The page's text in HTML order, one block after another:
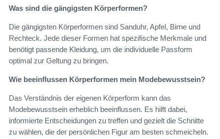
Was sind die gängigsten Körperformen?
Die gängigsten Körperformen sind Sanduhr, Apfel, Birne und
Rechteck. Jede dieser Formen hat spezifische Merkmale und
benötigt passende Kleidung, um die individuelle Passform
optimal zur Geltung zu bringen.
Wie beeinflussen Körperformen mein Modebewusstsein?
Das Verständnis der eigenen Körperform kann das
Modebewusstsein erheblich beeinflussen. Es hilft dabei,
informierte Entscheidungen zu treffen und gezielt die Schnitte
zu wählen, die der persönlichen Figur am besten schmeicheln.